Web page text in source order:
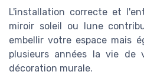
L'installation correcte et
miroir soleil ou lune
embellir votre espace mais
plusieurs années la vie de
décoration murale.